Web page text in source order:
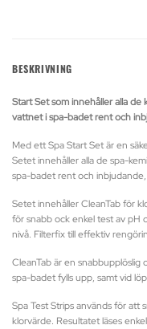
BESKRIVNING
Start Set som innehåller alla de
vattnet i spa-badet rent och
Med ett Spa Start Set är en
Setet innehåller alla de spa-
spa-badet rent och
Setet innehåller CleanTab för
för snabb ock enkel test av pH
nivå. Filterfix till effektiv
CleanTab är en
spa-badet fylls upp, samt vid
Spa Test Strips används för
klorvärde. Resultatet läses